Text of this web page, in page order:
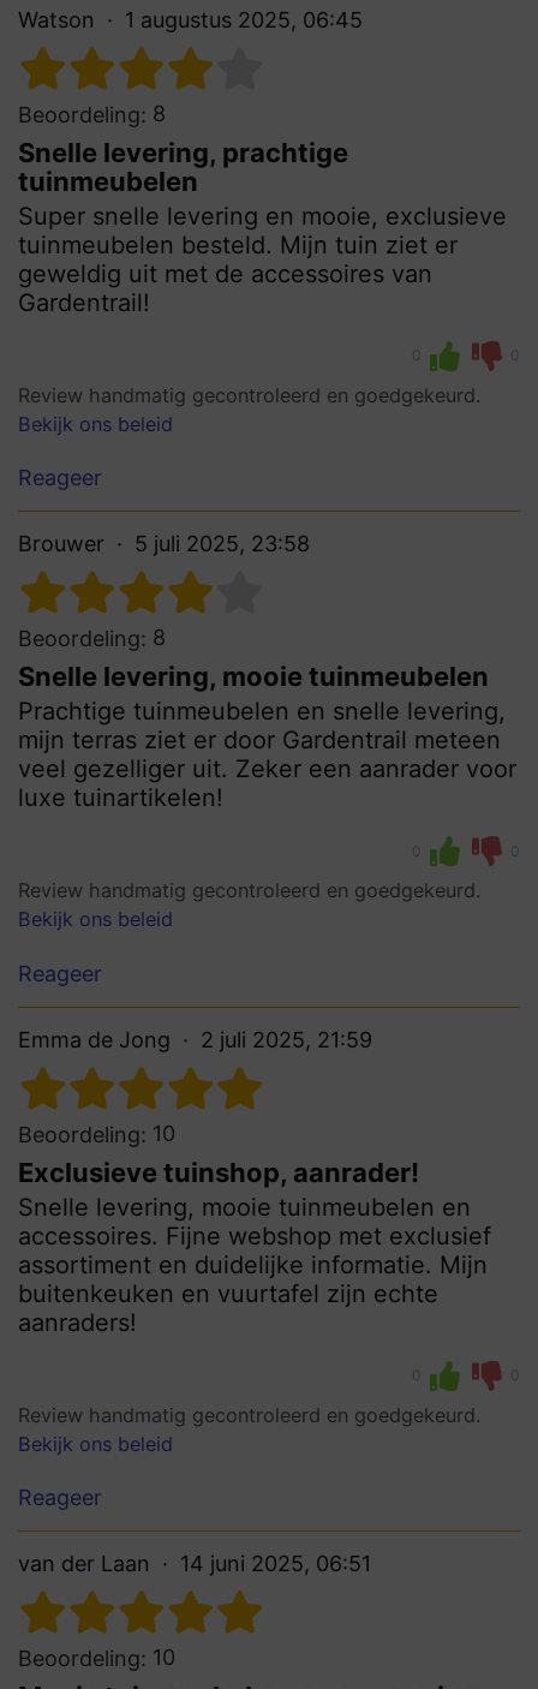
Watson 1 augustus 2025, 06:45
Beoordeling: 8
Snelle levering, prachtige
tuinmeubelen
Super snelle levering en mooie, exclusieve
tuinmeubelen besteld. Mijn tuin ziet er
geweldig uit met de accessoires van
Gardentrail!
0 0
Review handmatig gecontroleerd en goedgekeurd.
Bekijk ons beleid
Reageer
Brouwer 5 juli 2025, 23:58
Beoordeling: 8
Snelle levering, mooie tuinmeubelen
Prachtige tuinmeubelen en snelle levering,
mijn terras ziet er door Gardentrail meteen
veel gezelliger uit. Zeker een aanrader voor
luxe tuinartikelen!
0 0
Review handmatig gecontroleerd en goedgekeurd.
Bekijk ons beleid
Reageer
Emma de Jong 2 juli 2025, 21:59
Beoordeling: 10
Exclusieve tuinshop, aanrader!
Snelle levering, mooie tuinmeubelen en
accessoires. Fijne webshop met exclusief
assortiment en duidelijke informatie. Mijn
buitenkeuken en vuurtafel zijn echte
aanraders!
0 0
Review handmatig gecontroleerd en goedgekeurd.
Bekijk ons beleid
Reageer
van der Laan 14 juni 2025, 06:51
Beoordeling: 10